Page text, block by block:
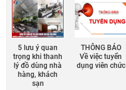
5 lưu ý quan
trọng khi thanh
lý đồ dùng nhà
hàng, khách
sạn
THÔNG BÁO
Về việc tuyển
dụng viên chức